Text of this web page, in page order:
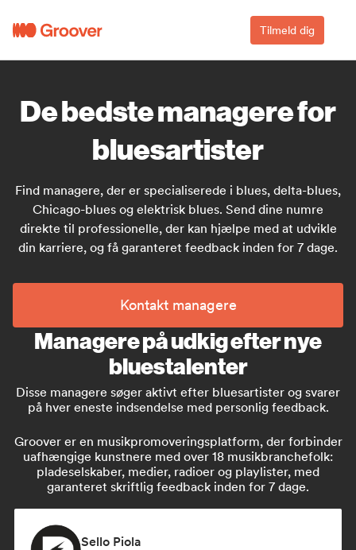
Tilmeld dig
De bedste managere for
bluesartister
Find managere, der er specialiserede i blues, delta-blues,
Chicago-blues og elektrisk blues. Send dine numre
direkte til professionelle, der kan hjælpe med at udvikle
din karriere, og få garanteret feedback inden for 7 dage.
Kontakt managere
Managere på udkig efter nye
bluestalenter
Disse managere søger aktivt efter bluesartister og svarer
på hver eneste indsendelse med personlig feedback.
Groover er en musikpromoveringsplatform, der forbinder
uafhængige kunstnere med over 18 musikbranchefolk:
pladeselskaber, medier, radioer og playlister, med
garanteret skriftlig feedback inden for 7 dage.
Sello Piola